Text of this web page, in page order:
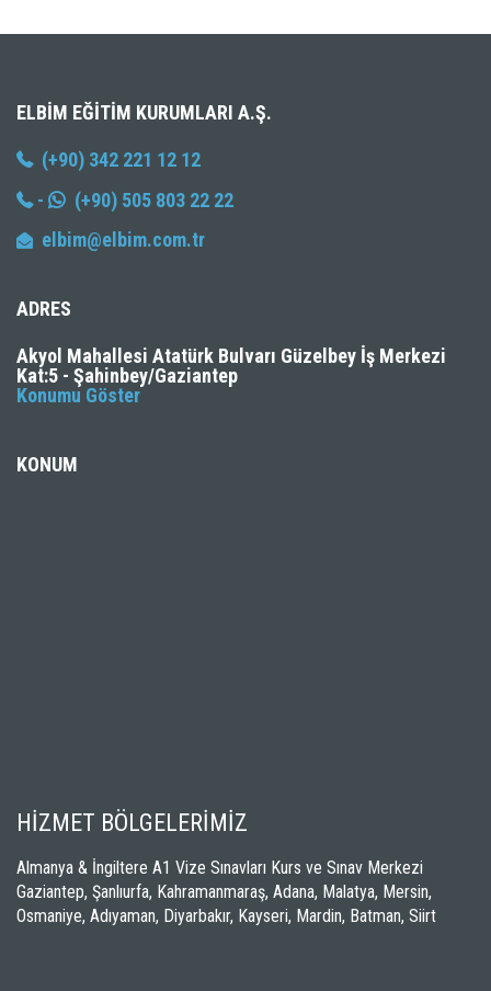
ELBIM EĞITIM KURUMLARI A.Ş.
(+90) 342 221 12 12
-
(+90) 505 803 22 22
elbim@elbim.com.tr
ADRES
Akyol Mahallesi Atatürk Bulvarı Güzelbey İş Merkezi
Kat:5 - Şahinbey/Gaziantep
Konumu Göster
KONUM
HİZMET BÖLGELERİMİZ
Almanya & İngiltere A1 Vize Sınavları Kurs ve Sınav Merkezi
Gaziantep, Şanlıurfa, Kahramanmaraş, Adana, Malatya, Mersin,
Osmaniye, Adıyaman, Diyarbakır, Kayseri, Mardin, Batman, Siirt